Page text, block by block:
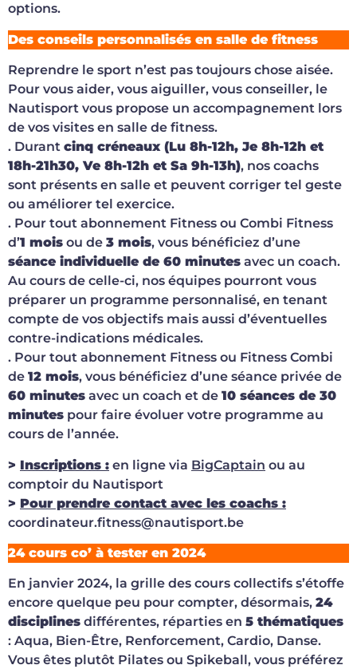
options.
Des conseils personnalisés en salle de fitness
Reprendre le sport n’est pas toujours chose aisée.
Pour vous aider, vous aiguiller, vous conseiller, le
Nautisport vous propose un accompagnement lors
de vos visites en salle de fitness.
. Durant cinq créneaux (Lu 8h-12h, Je 8h-12h et
18h-21h30, Ve 8h-12h et Sa 9h-13h), nos coachs
sont présents en salle et peuvent corriger tel geste
ou améliorer tel exercice.
. Pour tout abonnement Fitness ou Combi Fitness
d’1 mois ou de 3 mois, vous bénéficiez d’une
séance individuelle de 60 minutes avec un coach.
Au cours de celle-ci, nos équipes pourront vous
préparer un programme personnalisé, en tenant
compte de vos objectifs mais aussi d’éventuelles
contre-indications médicales.
. Pour tout abonnement Fitness ou Fitness Combi
de 12 mois, vous bénéficiez d’une séance privée de
60 minutes avec un coach et de 10 séances de 30
minutes pour faire évoluer votre programme au
cours de l’année.
> Inscriptions : en ligne via BigCaptain ou au
comptoir du Nautisport
> Pour prendre contact avec les coachs :
coordinateur.fitness@nautisport.be
24 cours co’ à tester en 2024
En janvier 2024, la grille des cours collectifs s’étoffe
encore quelque peu pour compter, désormais, 24
disciplines différentes, réparties en 5 thématiques
: Aqua, Bien-Être, Renforcement, Cardio, Danse.
Vous êtes plutôt Pilates ou Spikeball, vous préférez